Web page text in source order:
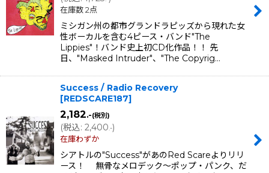
在庫数 2点
ミシガン州の都市グランドラピッズから現れた女
性ボーカルを含む4ピース・バンド"The
Lippies"！バンド史上初CD化作品！！ 先
日、"Masked Intruder"、"The Copyrig…
Success / Radio Recovery
[REDSCARE187]
2,182.-(税別)
(税込: 2,400 .-)
在庫わずか
シアトルの"Success"があのRed Scareよりリリ
ース！ 無骨なメロデック〜ポップ・パンク、だ